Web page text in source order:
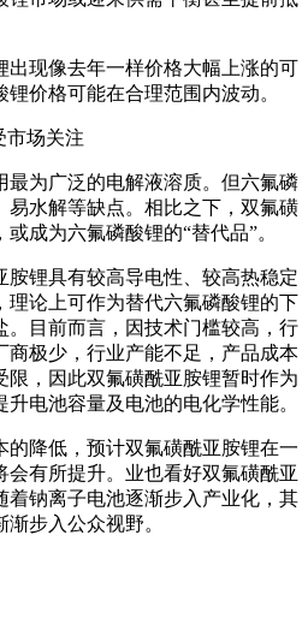
现像去年一样价格大幅上涨的可
价格可能在合理范围内波动。
场关注
为广泛的电解液溶质。但六氟磷
易水解等缺点。相比之下，双氟磺
成为六氟磷酸锂的“替代品”。
胺锂具有较高导电性、较高热稳定
理论上可作为替代六氟磷酸锂的下
。目前而言，因技术门槛较高，行
商极少，行业产能不足，产品成本
限，因此双氟磺酰亚胺锂暂时作为
电池容量及电池的电化学性能。
降低，预计双氟磺酰亚胺锂在一
会有所提升。 业也看好双氟磺酰亚
着钠离子电池逐渐步入产业化，其
步入公众视野。